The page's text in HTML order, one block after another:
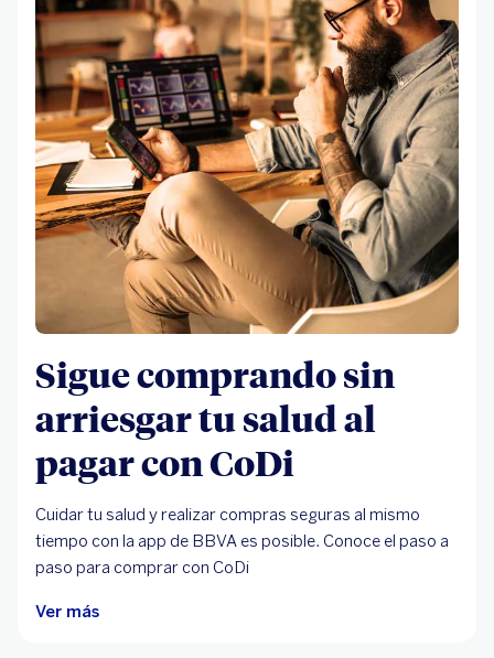
Sigue comprando sin
arriesgar tu salud al
pagar con CoDi
Cuidar tu salud y realizar compras seguras al mismo
tiempo con la app de BBVA es posible. Conoce el paso a
paso para comprar con CoDi
Ver más